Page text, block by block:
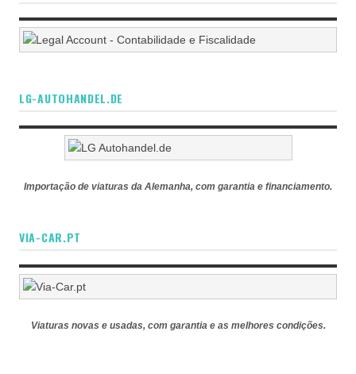
LG-AUTOHANDEL.DE
Importação de viaturas da Alemanha, com garantia e financiamento.
VIA-CAR.PT
Viaturas novas e usadas, com garantia e as melhores condições.